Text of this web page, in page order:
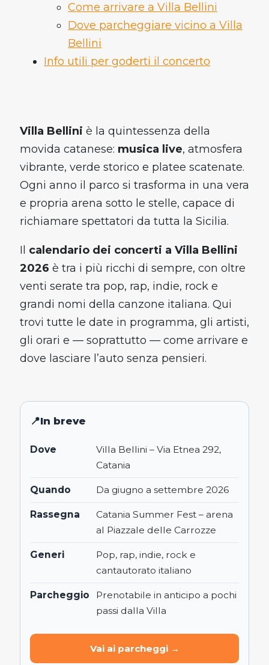
Come arrivare a Villa Bellini
Dove parcheggiare vicino a Villa
Bellini
Info utili per goderti il concerto
Villa Bellini è la quintessenza della
movida catanese: musica live, atmosfera
vibrante, verde storico e platee scatenate.
Ogni anno il parco si trasforma in una vera
e propria arena sotto le stelle, capace di
richiamare spettatori da tutta la Sicilia.
Il calendario dei concerti a Villa Bellini
2026 è tra i più ricchi di sempre, con oltre
venti serate tra pop, rap, indie, rock e
grandi nomi della canzone italiana. Qui
trovi tutte le date in programma, gli artisti,
gli orari e — soprattutto — come arrivare e
dove lasciare l’auto senza pensieri.
In breve
Dove
Villa Bellini – Via Etnea 292,
Catania
Quando Da giugno a settembre 2026
Rassegna
Catania Summer Fest – arena
al Piazzale delle Carrozze
Generi
Pop, rap, indie, rock e
cantautorato italiano
Parcheggio
Prenotabile in anticipo a pochi
passi dalla Villa
Vai ai parcheggi →